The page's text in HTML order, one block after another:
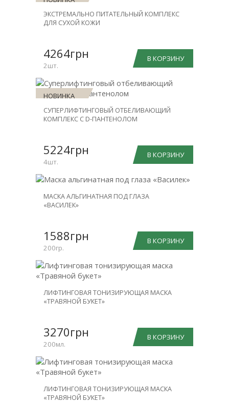
СКИДКА
ЭКСТРЕМАЛЬНО ПИТАТЕЛЬНЫЙ КОМПЛЕКС
ДЛЯ СУХОЙ КОЖИ
В КОРЗИНУ
4264грн
2шт.
НОВИНКА
СКИДКА
СУПЕРЛИФТИНГОВЫЙ ОТБЕЛИВАЮЩИЙ
КОМПЛЕКС С D-ПАНТЕНОЛОМ
В КОРЗИНУ
5224грн
4шт.
МАСКА АЛЬГИНАТНАЯ ПОД ГЛАЗА
«ВАСИЛЕК»
В КОРЗИНУ
1588грн
200гр.
ЛИФТИНГОВАЯ ТОНИЗИРУЮЩАЯ МАСКА
«ТРАВЯНОЙ БУКЕТ»
В КОРЗИНУ
3270грн
200мл.
ЛИФТИНГОВАЯ ТОНИЗИРУЮЩАЯ МАСКА
«ТРАВЯНОЙ БУКЕТ»